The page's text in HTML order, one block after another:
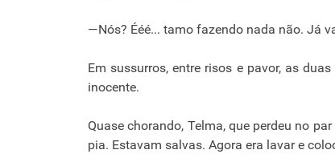
—Nós? Ééé... tamo fazendo nada não. Já
Em sussurros, entre risos e pavor, as
inocente.
Quase chorando, Telma, que perdeu no
pia. Estavam salvas. Agora era lavar e